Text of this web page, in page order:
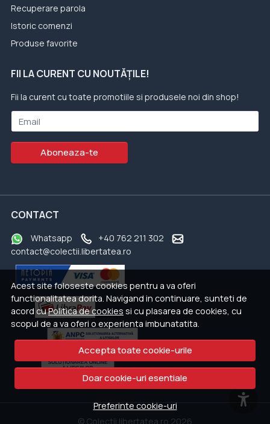
Acest site foloseste cookies pentru a va oferi
functionalitatea dorita. Navigand in continuare, sunteti de
acord cuPolitica de cookies si cu plasarea de cookies, cu
scopul de a va oferi o experienta imbunatatita.
Accepta toate cookie-urile
Doar cookie-uri esentiale
Preferinte cookie-uri
Recuperare parola
Istoric comenzi
Produse favorite
FII LA CURENT CU NOUTĂȚILE!
Fii la curent cu toate promotiile si produsele noi din shop!
Email
Aboneaza-te
CONTACT
Whatsapp
+40 762 211 302
contact@colectii.libertatea.ro
© Colectii.libertatea.ro 2026